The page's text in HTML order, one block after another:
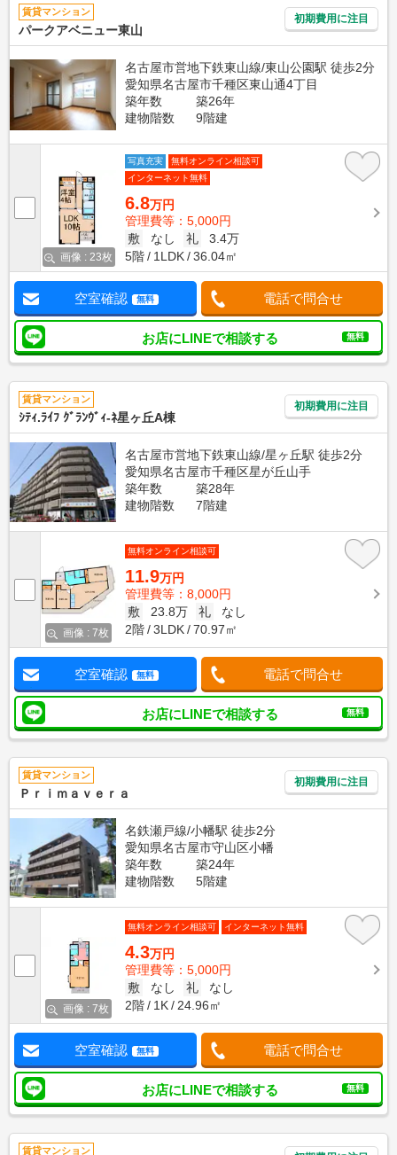
賃貸マンション
パークアベニュー東山
初期費用に注目
名古屋市営地下鉄東山線/東山公園駅 徒歩2分
愛知県名古屋市千種区東山通4丁目
築年数
築26年
建物階数
9階建
画像 : 23枚
写真充実
無料オンライン相談可
インターネット無料
6.8万円
管理費等：5,000円
敷
なし 礼
3.4万
5階
1LDK 36.04㎡
空室確認 無料 電話で問合せ
お店にLINEで相談する 無料
賃貸マンション
ｼﾃｨ.ﾗｲﾌ ｸﾞﾗﾝｳﾞｨ-ﾈ星ヶ丘A棟
初期費用に注目
名古屋市営地下鉄東山線/星ヶ丘駅 徒歩2分
愛知県名古屋市千種区星が丘山手
築年数
築28年
建物階数
7階建
画像 : 7枚
無料オンライン相談可
11.9万円
管理費等：8,000円
敷
23.8万 礼
なし
2階
3LDK 70.97㎡
空室確認 無料 電話で問合せ
お店にLINEで相談する 無料
賃貸マンション
Ｐｒｉｍａｖｅｒａ
初期費用に注目
名鉄瀬戸線/小幡駅 徒歩2分
愛知県名古屋市守山区小幡
築年数
築24年
建物階数
5階建
画像 : 7枚
無料オンライン相談可 インターネット無料
4.3万円
管理費等：5,000円
敷
なし 礼
なし
2階
1K 24.96㎡
空室確認 無料 電話で問合せ
お店にLINEで相談する 無料
賃貸マンション